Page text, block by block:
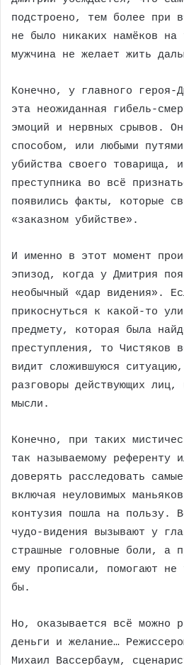
подстроено, тем более при
не было никаких намёков
мужчина не желает жить
Конечно, у главного героя-
эта неожиданная гибель-
эмоций и нервных срывов.
способом, или любыми
убийства своего товарища,
преступника во всё
появились факты, которые
«заказном убийстве».
И именно в этот момент
эпизод, когда у Дмитрия
необычный «дар видения».
прикоснуться к какой-то
предмету, которая была
преступления, то Чистяков
видит сложившуюся
разговоры действующих лиц,
мысли.
Конечно, при таких
так называемому референту
доверять расследовать
включая неуловимых
контузия пошла на пользу.
чудо-видения вызывают у
страшные головные боли, а
ему прописали, помогают не
бы.
Но, оказывается всё можно
деньги и желание…
Михаил Вассербаум,